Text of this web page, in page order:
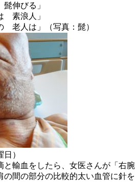
伸びる」
素浪人」
老人は」（写真：髭）
）
と輸血をしたら、女医さんが「右腕
の間の部分の比較的太い血管に針を